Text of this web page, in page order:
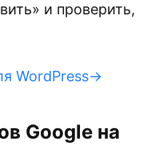
и проверить,
WordPress→
Google на